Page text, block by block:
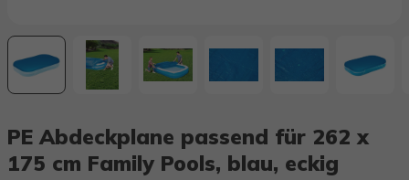
PE Abdeckplane passend für 262 x
175 cm Family Pools, blau, eckig